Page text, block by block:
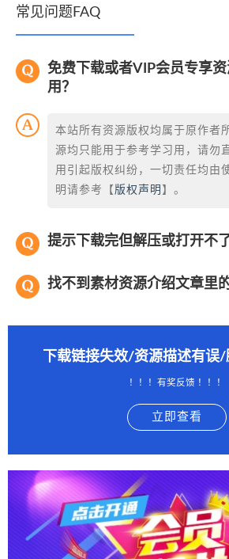
常见问题FAQ
免费下载或者VIP会员专享
用？
本站所有资源版权均属于原作者
源均只能用于参考学习用，请勿
用引起版权纠纷，一切责任均由
明请参考【 版权声明 】。
提示下载完但解压或打开不了
找不到素材资源介绍文章里
下载链接失效/资源描述有误
！！！有奖反馈 ！！！
立即查看